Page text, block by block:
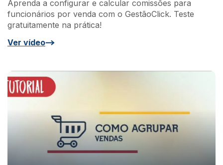
Aprenda a configurar e calcular comissões para
funcionários por venda com o GestãoClick. Teste
gratuitamente na prática!
Ver vídeo